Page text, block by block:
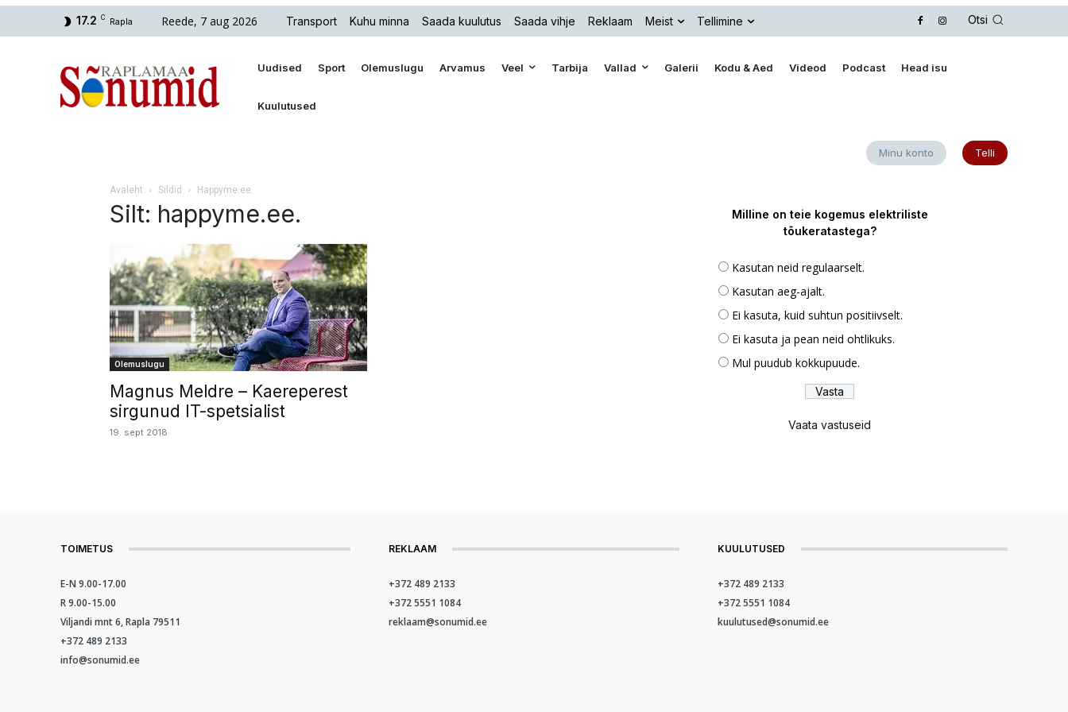
17.2 C Rapla Reede, 7 aug 2026 Transport Kuhu minna Saada kuulutus Saada vihje Reklaam Meist Tellimine Otsi
Uudised Sport Olemuslugu Arvamus Veel Tarbija Vallad Galerii Kodu & Aed Videod Podcast Head isu
Kuulutused
Minu konto Telli
Avaleht Sildid Happyme.ee.
Silt: happyme.ee.
Olemuslugu
Magnus Meldre – Kaereperest
sirgunud IT-spetsialist
19. sept 2018
Milline on teie kogemus elektriliste
tõukeratastega?
Kasutan neid regulaarselt.
Kasutan aeg-ajalt.
Ei kasuta, kuid suhtun positiivselt.
Ei kasuta ja pean neid ohtlikuks.
Mul puudub kokkupuude.
Vaata vastuseid
TOIMETUS
E-N 9.00-17.00
R 9.00-15.00
Viljandi mnt 6, Rapla 79511
+372 489 2133
info@sonumid.ee
REKLAAM
+372 489 2133
+372 5551 1084
reklaam@sonumid.ee
KUULUTUSED
+372 489 2133
+372 5551 1084
kuulutused@sonumid.ee